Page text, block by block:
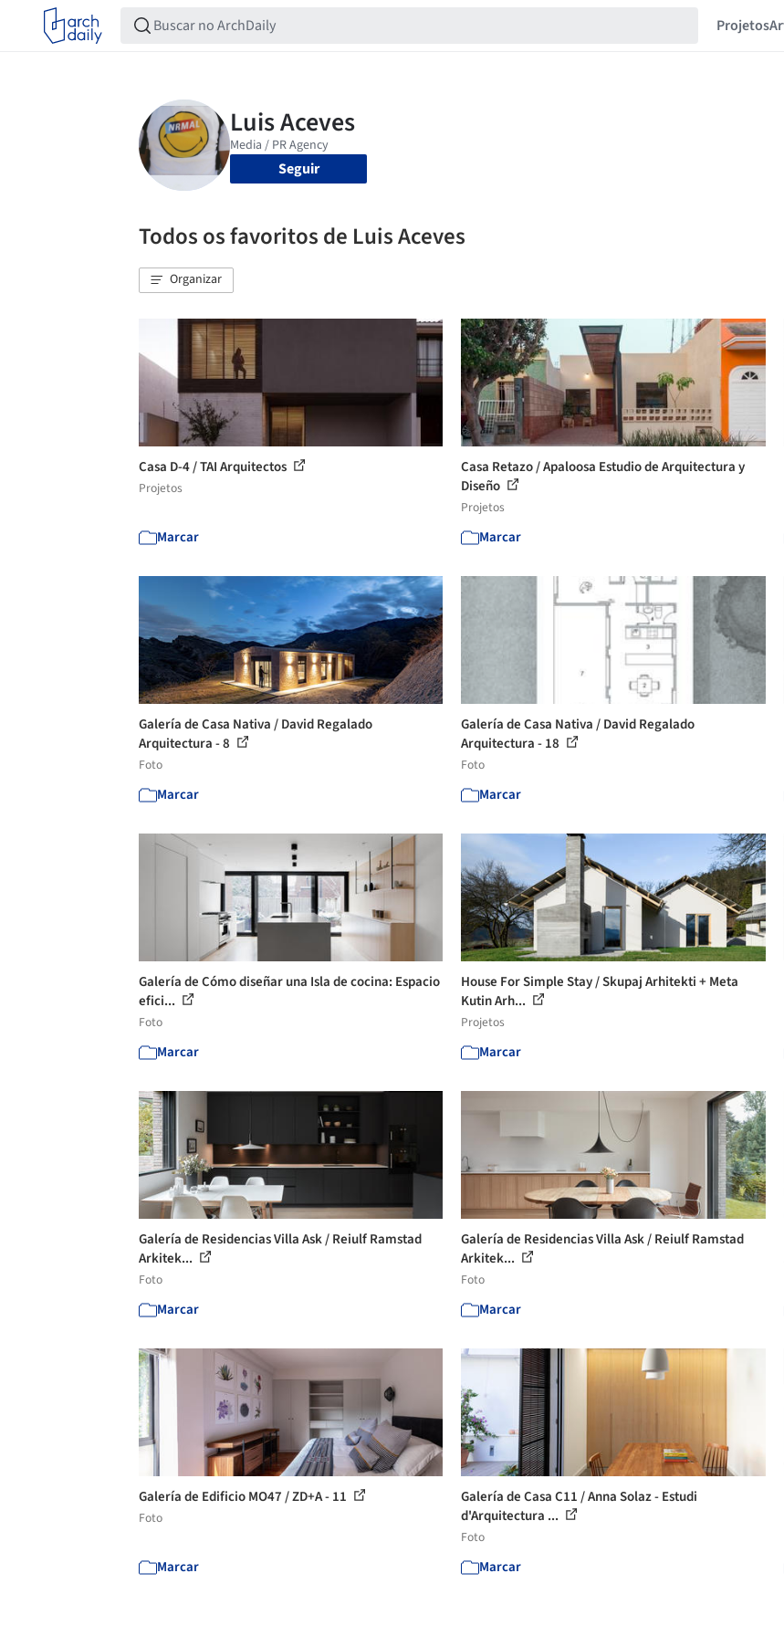
Projetos
Seguir
Todos os favoritos de Luis Aceves
Organizar
Casa D-4 / TAI Arquitectos
Projetos
Marcar
Casa Retazo / Apaloosa Estudio de Arquitectura y
Diseño
Projetos
Marcar
Galería de Casa Nativa / David Regalado
Arquitectura - 8
Foto
Marcar
Galería de Casa Nativa / David Regalado
Arquitectura - 18
Foto
Marcar
Galería de Cómo diseñar una Isla de cocina: Espacio
efici...
Foto
Marcar
House For Simple Stay / Skupaj Arhitekti + Meta
Kutin Arh...
Projetos
Marcar
Galería de Residencias Villa Ask / Reiulf Ramstad
Arkitek...
Foto
Marcar
Galería de Residencias Villa Ask / Reiulf Ramstad
Arkitek...
Foto
Marcar
Galería de Edificio MO47 / ZD+A - 11
Foto
Marcar
Galería de Casa C11 / Anna Solaz - Estudi
d'Arquitectura ...
Foto
Marcar